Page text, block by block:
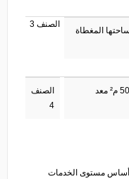
المغطاة
الصنف 3
عقار تفوق مساحته المغطاة 500 م² معد
الصنف
4
أساس مستوى الخدمات